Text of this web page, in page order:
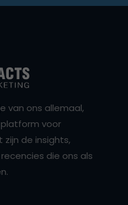
van ons allemaal,
platform voor
de insights,
die ons als